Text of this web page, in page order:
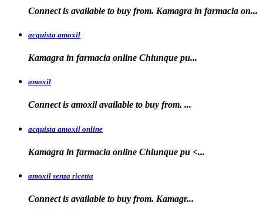
Connect is available to buy from. Kamagra in farmacia on...
acquista amoxil
Kamagra in farmacia online Chiunque pu...
amoxil
Connect is amoxilavailable to buy from. ...
acquista amoxil online
Kamagra in farmacia online Chiunque pu <...
amoxil senza ricetta
Connect is available to buy from. Kamagr...